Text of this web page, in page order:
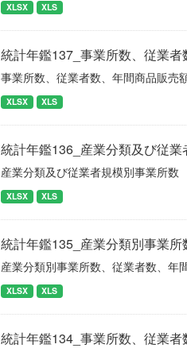
XLSX XLS
統計年鑑137_事業所数、従業者
事業所数、従業者数、年間商品販売
XLSX XLS
統計年鑑136_産業分類及び従
産業分類及び従業者規模別事業所数
XLSX XLS
統計年鑑135_産業分類別事業
産業分類別事業所数、従業者数、年
XLSX XLS
統計年鑑134_事業所数、従業